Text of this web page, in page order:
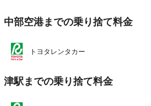
店舗詳細 店舗詳細ページはこちら
中部空港までの乗り捨て料金
トヨタレンタカー
津駅までの乗り捨て料金